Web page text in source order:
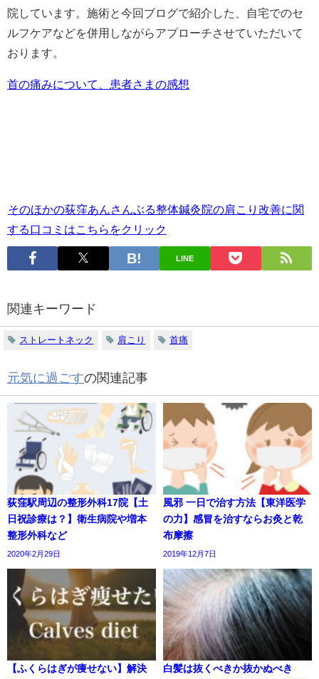
院しています。施術と今回ブログで紹介した、自宅でのセ
ルフケアなどを併用しながらアプローチさせていただいて
おります。
首の痛みについて、患者さまの感想
そのほかの荻窪あんさんぶる整体鍼灸院の肩こり改善に関
する口コミはこちらをクリック
LINE
関連キーワード
ストレートネック 肩こり 首痛
元気に過ごすの関連記事
荻窪駅周辺の整形外科17院【土
日祝診療は？】衛生病院や増本
整形外科など
2020年2月29日
風邪 一日で治す方法【東洋医学
の力】感冒を治すならお灸と乾
布摩擦
2019年12月7日
【ふくらはぎが痩せない】解決
白髪は抜くべきか抜かぬべき